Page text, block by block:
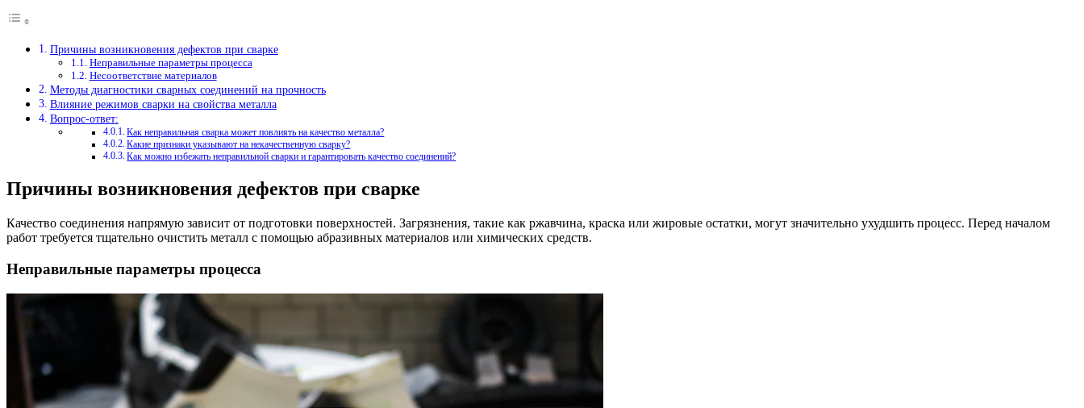
Причины возникновения дефектов при сварке
Неправильные параметры процесса
Несоответствие материалов
Методы диагностики сварных соединений на прочность
Влияние режимов сварки на свойства металла
Вопрос-ответ:
Как неправильная сварка может повлиять на качество металла?
Какие признаки указывают на некачественную сварку?
Как можно избежать неправильной сварки и гарантировать качество соединений?
Причины возникновения дефектов при сварке
Качество соединения напрямую зависит от подготовки поверхностей. Загрязнения, такие как ржавчина, краска или жировые остатки, могут значительно ухудшить процесс. Перед началом
работ требуется тщательно очистить металл с помощью абразивных материалов или химических средств.
Неправильные параметры процесса